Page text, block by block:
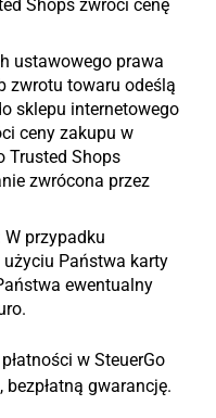
Shops zwróci cenę
ustawowego prawa
zwrotu towaru odeślą
sklepu internetowego
ceny zakupu w
Trusted Shops
zwrócona przez
W przypadku
Państwa karty
ewentualny
w SteuerGo
gwarancję.